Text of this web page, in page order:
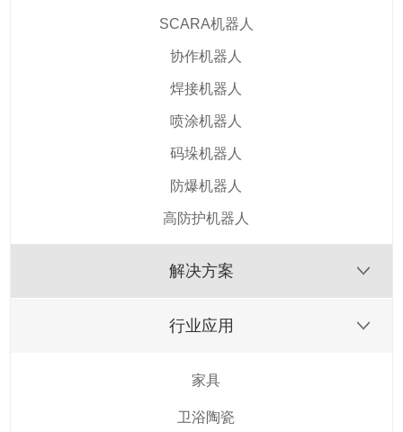
SCARA机器人
协作机器人
焊接机器人
喷涂机器人
码垛机器人
防爆机器人
高防护机器人
解决方案
行业应用
家具
卫浴陶瓷